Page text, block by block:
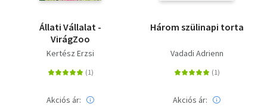
Állati Vállalat -
VirágZoo
Kertész Erzsi
Akciós ár:
Három szülinapi torta
Vadadi Adrienn
Akciós ár: